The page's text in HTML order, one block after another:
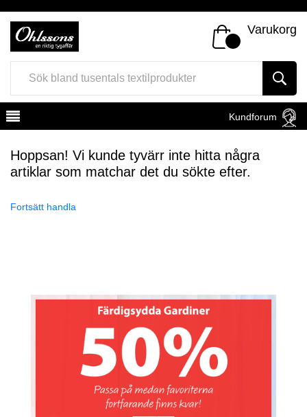
Varukorg
Kundforum
Hoppsan! Vi kunde tyvärr inte hitta några
artiklar som matchar det du sökte efter.
Fortsätt handla